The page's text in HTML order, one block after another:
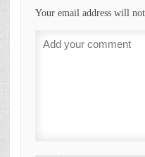
Your email address will